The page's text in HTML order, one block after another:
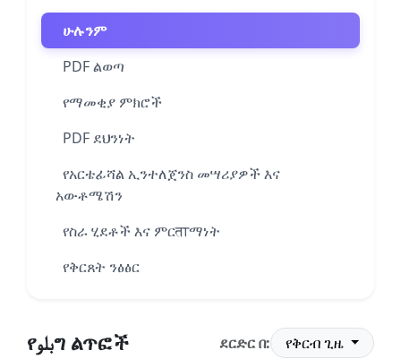
ሁሉንም
PDF ልወጣ
የማመቂያ ምክሮች
PDF ደህንነት
የአርቴፊሻል ኢንተለጀንስ መሣሪያዎች እና
አውቶሜሽን
የስራ ሂደቶች እና ምርताማነት
የቅርጸት ንፅፅር
የبلوግ ልጥፎች ደርድር በ: የቅርብ ጊዜ